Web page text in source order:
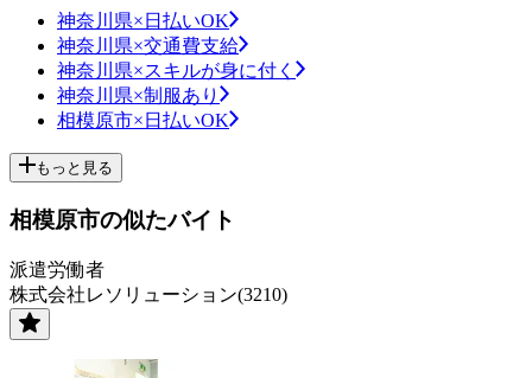
神奈川県×日払いOK
神奈川県×交通費支給
神奈川県×スキルが身に付く
神奈川県×制服あり
相模原市×日払いOK
もっと見る
相模原市の似たバイト
派遣労働者
株式会社レソリューション(3210)